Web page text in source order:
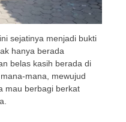
sejatinya menjadi bukti
hanya berada
belas kasih berada di
mana, mewujud
mau berbagi berkat